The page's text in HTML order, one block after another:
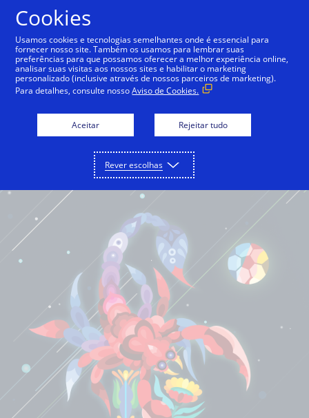
Português
Cookies
Usamos cookies e tecnologias semelhantes onde é essencial para
fornecer nosso site. Também os usamos para lembrar suas
preferências para que possamos oferecer a melhor experiência online,
analisar suas visitas aos nossos sites e habilitar o marketing
personalizado (inclusive através de nossos parceiros de marketing).
Para detalhes, consulte nossoAviso de Cookies.
Aceitar Rejeitar tudo
Rever escolhas